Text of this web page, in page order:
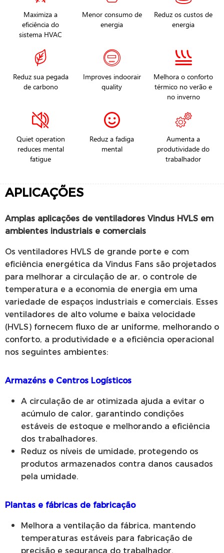
Maximiza a
eficiência do
sistema HVAC
Menor consumo de
energia
Reduz os custos de
energia
Reduz sua pegada
de carbono
Improves indoorair
quality
Melhora o conforto
térmico no verão e
no inverno
Quiet operation
reduces mental
fatigue
Reduz a fadiga
mental
Aumenta a
produtividade do
trabalhador
APLICAÇÕES
Amplas aplicações de ventiladores Vindus HVLS em
ambientes industriais e comerciais
Os ventiladores HVLS de grande porte e com
eficiência energética da Vindus Fans são projetados
para melhorar a circulação de ar, o controle de
temperatura e a economia de energia em uma
variedade de espaços industriais e comerciais. Esses
ventiladores de alto volume e baixa velocidade
(HVLS) fornecem fluxo de ar uniforme, melhorando o
conforto, a produtividade e a eficiência operacional
nos seguintes ambientes:
Armazéns e Centros Logísticos
A circulação de ar otimizada ajuda a evitar o
acúmulo de calor, garantindo condições
estáveis de estoque e melhorando a eficiência
dos trabalhadores.
Reduz os níveis de umidade, protegendo os
produtos armazenados contra danos causados
pela umidade.
Plantas e fábricas de fabricação
Melhora a ventilação da fábrica, mantendo
temperaturas estáveis para fabricação de
precisão e segurança do trabalhador.